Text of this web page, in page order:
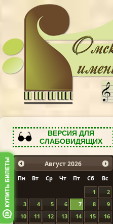
ВЕРСИЯ ДЛЯ
СЛАБОВИДЯЩИХ
Август 2026
Пн Вт Ср Чт Пт Сб
Вс
1
2
3
4 5 6 7 8
9
10
11 12 13 14 15
16